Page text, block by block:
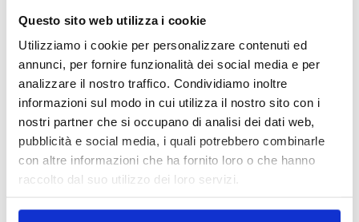
Questo sito web utilizza i cookie
Utilizziamo i cookie per personalizzare contenuti ed
annunci, per fornire funzionalità dei social media e per
analizzare il nostro traffico. Condividiamo inoltre
informazioni sul modo in cui utilizza il nostro sito con i
nostri partner che si occupano di analisi dei dati web,
pubblicità e social media, i quali potrebbero combinarle
con altre informazioni che ha fornito loro o che hanno
raccolto dal suo utilizzo dei loro servizi.